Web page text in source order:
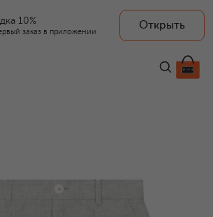
10%
заказ в приложении
Открыть
41 750 ₽